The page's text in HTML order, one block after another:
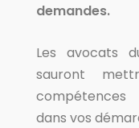
demandes.
Les avocats
sauront
dans vos